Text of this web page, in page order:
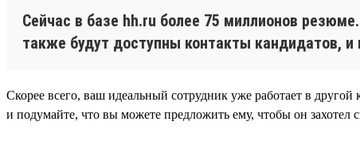
Сейчас в базе hh.ru более 75 миллионов
также будут доступны контакты кандидатов,
Скорее всего, ваш идеальный сотрудник уже работает в
и подумайте, что вы можете предложить ему, чтобы он захотел